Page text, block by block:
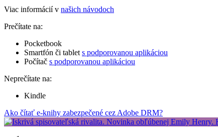
Viac informácií v našich návodoch
Prečítate na:
Pocketbook
Smartfón či tablet s podporovanou aplikáciou
Počítač s podporovanou aplikáciou
Neprečítate na:
Kindle
Ako čítať e-knihy zabezpečené cez Adobe DRM?